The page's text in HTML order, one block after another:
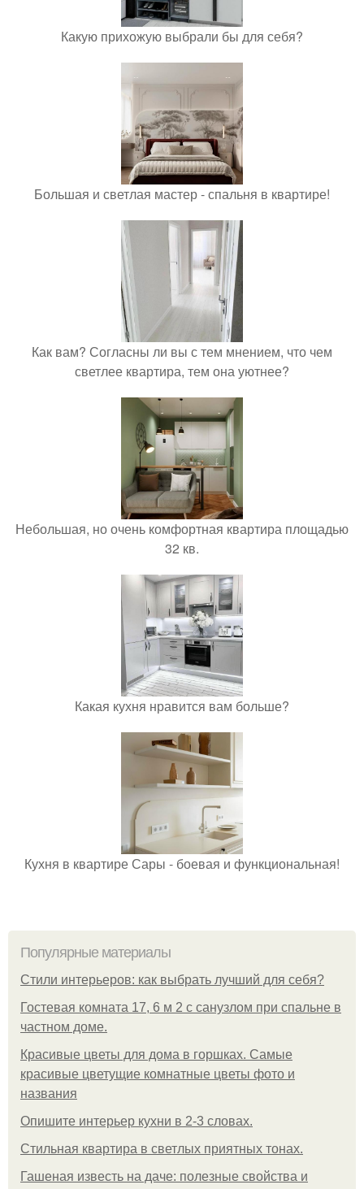
Какую прихожую выбрали бы для себя?
Большая и светлая мастер - спальня в квартире!
Как вам? Согласны ли вы с тем мнением, что чем
светлее квартира, тем она уютнее?
Небольшая, но очень комфортная квартира площадью
32 кв.
Какая кухня нравится вам больше?
Кухня в квартире Сары - боевая и функциональная!
Популярные материалы
Стили интерьеров: как выбрать лучший для себя?
Гостевая комната 17, 6 м 2 с санузлом при спальне в
частном доме.
Красивые цветы для дома в горшках. Самые
красивые цветущие комнатные цветы фото и
названия
Опишите интерьер кухни в 2-3 словах.
Стильная квартира в светлых приятных тонах.
Гашеная известь на даче: полезные свойства и